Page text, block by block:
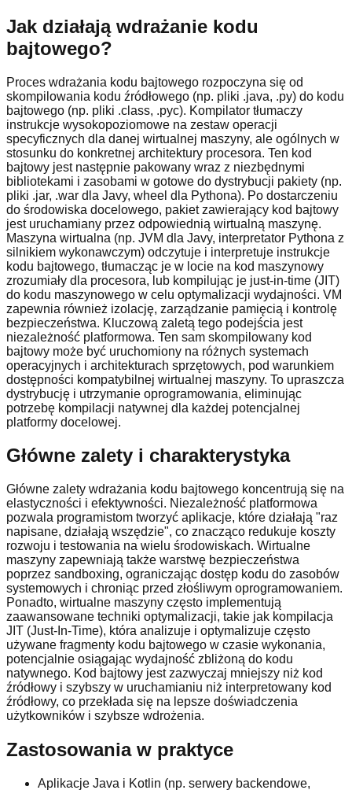
Jak działają wdrażanie kodu
bajtowego?
Proces wdrażania kodu bajtowego rozpoczyna się od
skompilowania kodu źródłowego (np. pliki .java, .py) do kodu
bajtowego (np. pliki .class, .pyc). Kompilator tłumaczy
instrukcje wysokopoziomowe na zestaw operacji
specyficznych dla danej wirtualnej maszyny, ale ogólnych w
stosunku do konkretnej architektury procesora. Ten kod
bajtowy jest następnie pakowany wraz z niezbędnymi
bibliotekami i zasobami w gotowe do dystrybucji pakiety (np.
pliki .jar, .war dla Javy, wheel dla Pythona). Po dostarczeniu
do środowiska docelowego, pakiet zawierający kod bajtowy
jest uruchamiany przez odpowiednią wirtualną maszynę.
Maszyna wirtualna (np. JVM dla Javy, interpretator Pythona z
silnikiem wykonawczym) odczytuje i interpretuje instrukcje
kodu bajtowego, tłumacząc je w locie na kod maszynowy
zrozumiały dla procesora, lub kompilując je just-in-time (JIT)
do kodu maszynowego w celu optymalizacji wydajności. VM
zapewnia również izolację, zarządzanie pamięcią i kontrolę
bezpieczeństwa. Kluczową zaletą tego podejścia jest
niezależność platformowa. Ten sam skompilowany kod
bajtowy może być uruchomiony na różnych systemach
operacyjnych i architekturach sprzętowych, pod warunkiem
dostępności kompatybilnej wirtualnej maszyny. To upraszcza
dystrybucję i utrzymanie oprogramowania, eliminując
potrzebę kompilacji natywnej dla każdej potencjalnej
platformy docelowej.
Główne zalety i charakterystyka
Główne zalety wdrażania kodu bajtowego koncentrują się na
elastyczności i efektywności. Niezależność platformowa
pozwala programistom tworzyć aplikacje, które działają "raz
napisane, działają wszędzie", co znacząco redukuje koszty
rozwoju i testowania na wielu środowiskach. Wirtualne
maszyny zapewniają także warstwę bezpieczeństwa
poprzez sandboxing, ograniczając dostęp kodu do zasobów
systemowych i chroniąc przed złośliwym oprogramowaniem.
Ponadto, wirtualne maszyny często implementują
zaawansowane techniki optymalizacji, takie jak kompilacja
JIT (Just-In-Time), która analizuje i optymalizuje często
używane fragmenty kodu bajtowego w czasie wykonania,
potencjalnie osiągając wydajność zbliżoną do kodu
natywnego. Kod bajtowy jest zazwyczaj mniejszy niż kod
źródłowy i szybszy w uruchamianiu niż interpretowany kod
źródłowy, co przekłada się na lepsze doświadczenia
użytkowników i szybsze wdrożenia.
Zastosowania w praktyce
Aplikacje Java i Kotlin (np. serwery backendowe,